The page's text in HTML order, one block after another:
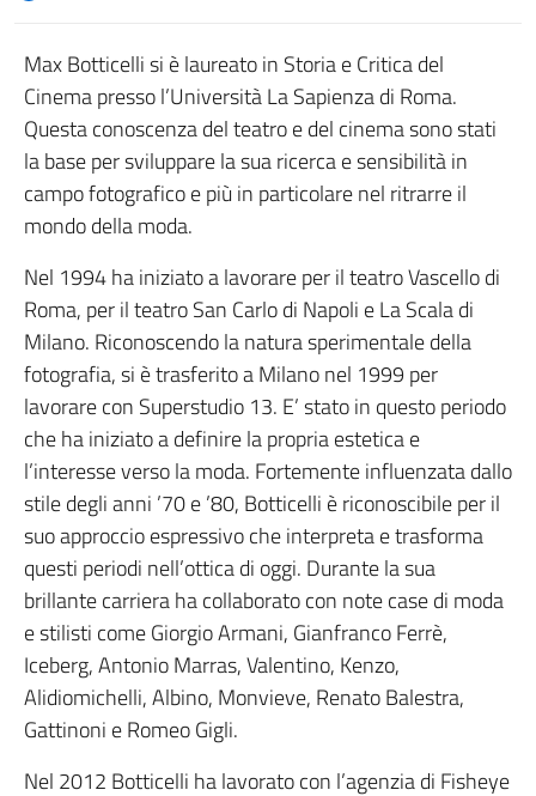
Max Botticelli si è laureato in Storia e Critica del
Cinema presso l’Università La Sapienza di Roma.
Questa conoscenza del teatro e del cinema sono stati
la base per sviluppare la sua ricerca e sensibilità in
campo fotografico e più in particolare nel ritrarre il
mondo della moda.
Nel 1994 ha iniziato a lavorare per il teatro Vascello di
Roma, per il teatro San Carlo di Napoli e La Scala di
Milano. Riconoscendo la natura sperimentale della
fotografia, si è trasferito a Milano nel 1999 per
lavorare con Superstudio 13. E’ stato in questo periodo
che ha iniziato a definire la propria estetica e
l’interesse verso la moda. Fortemente influenzata dallo
stile degli anni ’70 e ’80, Botticelli è riconoscibile per il
suo approccio espressivo che interpreta e trasforma
questi periodi nell’ottica di oggi. Durante la sua
brillante carriera ha collaborato con note case di moda
e stilisti come Giorgio Armani, Gianfranco Ferrè,
Iceberg, Antonio Marras, Valentino, Kenzo,
Alidiomichelli, Albino, Monvieve, Renato Balestra,
Gattinoni e Romeo Gigli.
Nel 2012 Botticelli ha lavorato con l’agenzia di Fisheye